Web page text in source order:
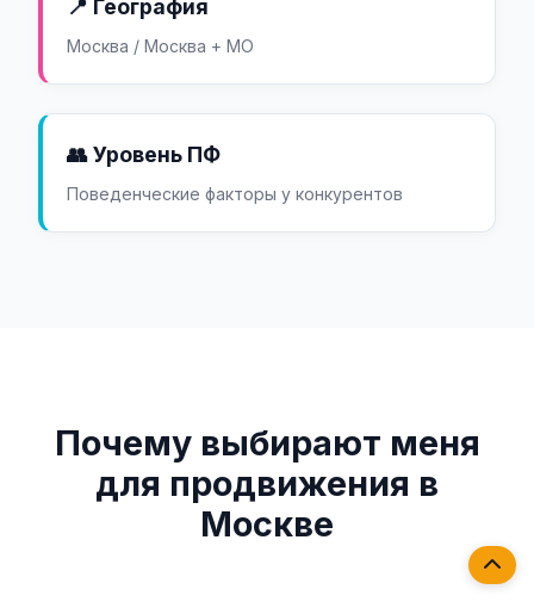
📍 География
Москва / Москва + МО
👥 Уровень ПФ
Поведенческие факторы у конкурентов
Почему выбирают меня
для продвижения в
Москве